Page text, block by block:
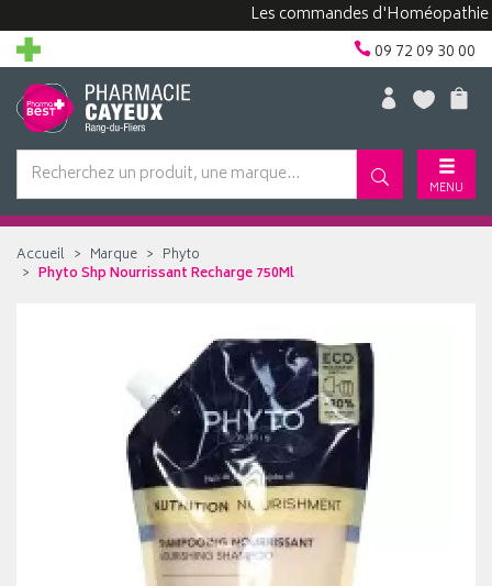
Les commandes d'Homéopathie
09 72 09 30 00
MENU
Accueil Marque
Phyto
Phyto Shp Nourrissant Recharge 750Ml